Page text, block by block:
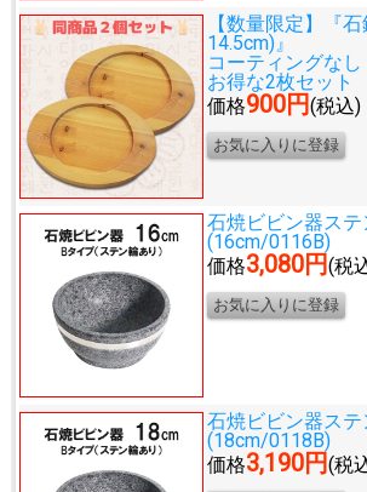
【数量限定】『
14.5cm)』
コーティングなし
お得な2枚セット
価格900円(税込)
石焼ビビン器ステ
(16cm/0116B)
価格3,080円(税
石焼ビビン器ステ
(18cm/0118B)
価格3,190円(税